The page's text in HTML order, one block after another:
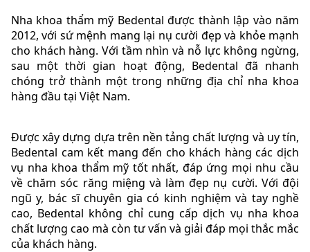
Nha khoa thẩm mỹ Bedental được thành lập vào năm
2012, với sứ mệnh mang lại nụ cười đẹp và khỏe mạnh
cho khách hàng. Với tầm nhìn và nỗ lực không ngừng,
sau một thời gian hoạt động, Bedental đã nhanh
chóng trở thành một trong những địa chỉ nha khoa
hàng đầu tại Việt Nam.
Được xây dựng dựa trên nền tảng chất lượng và uy tín,
Bedental cam kết mang đến cho khách hàng các dịch
vụ nha khoa thẩm mỹ tốt nhất, đáp ứng mọi nhu cầu
về chăm sóc răng miệng và làm đẹp nụ cười. Với đội
ngũ y, bác sĩ chuyên gia có kinh nghiệm và tay nghề
cao, Bedental không chỉ cung cấp dịch vụ nha khoa
chất lượng cao mà còn tư vấn và giải đáp mọi thắc mắc
của khách hàng.